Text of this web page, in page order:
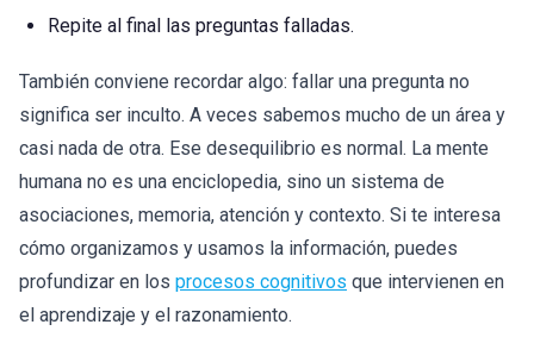
Repite al final las preguntas falladas.
También conviene recordar algo: fallar una pregunta no
significa ser inculto. A veces sabemos mucho de un área y
casi nada de otra. Ese desequilibrio es normal. La mente
humana no es una enciclopedia, sino un sistema de
asociaciones, memoria, atención y contexto. Si te interesa
cómo organizamos y usamos la información, puedes
profundizar en los procesos cognitivos que intervienen en
el aprendizaje y el razonamiento.